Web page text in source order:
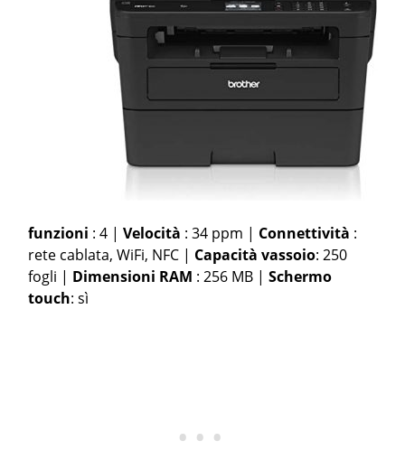
funzioni : 4 |Velocità : 34 ppm | Connettività :
rete cablata, WiFi, NFC | Capacità vassoio: 250
fogli | Dimensioni RAM : 256 MB |Schermo
touch: sì